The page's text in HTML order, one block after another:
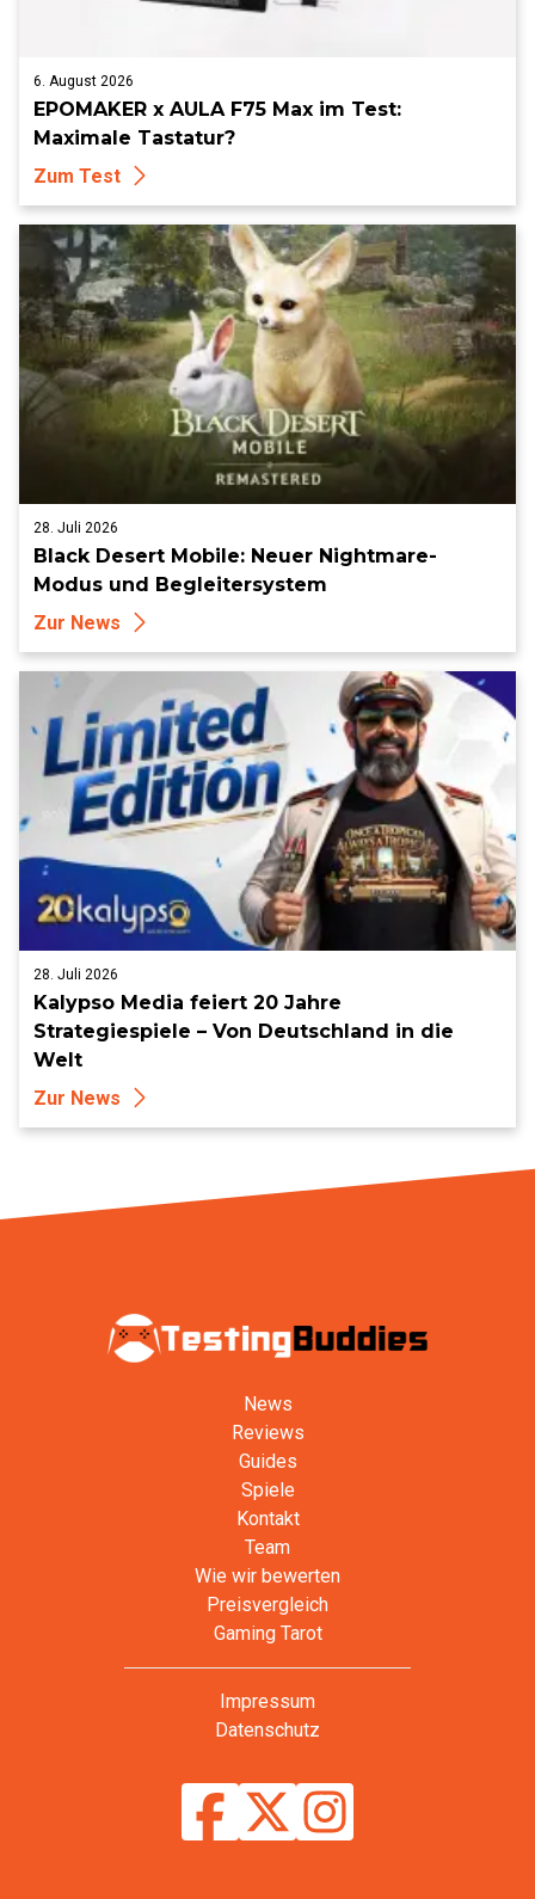
6. August 2026
EPOMAKER x AULA F75 Max im Test:
Maximale Tastatur?
Zum Test
28. Juli 2026
Black Desert Mobile: Neuer Nightmare-
Modus und Begleitersystem
Zur News
28. Juli 2026
Kalypso Media feiert 20 Jahre
Strategiespiele – Von Deutschland in die
Welt
Zur News
News
Reviews
Guides
Spiele
Kontakt
Team
Wie wir bewerten
Preisvergleich
Gaming Tarot
Impressum
Datenschutz